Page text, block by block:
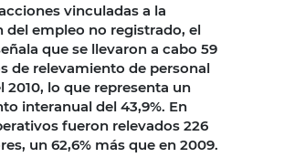
vinculadas a la
del empleo no registrado, el
que se llevaron a cabo 59
de relevamiento de personal
2010, lo que representa un
interanual del 43,9%. En
fueron relevados 226
un 62,6% más que en 2009.